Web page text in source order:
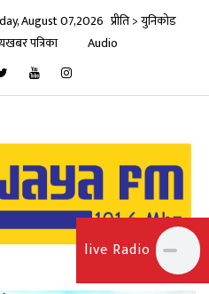
August 07,2026 प्रीति > युनिकोड
पत्रिका Audio
live Radio